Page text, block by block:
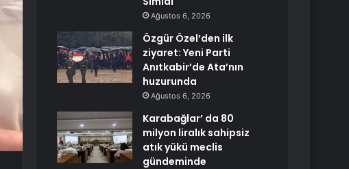
Ağustos 6, 2026
Özgür Özel’den ilk
ziyaret: Yeni Parti
Anıtkabir’de Ata’nın
huzurunda
Ağustos 6, 2026
Karabağlar’ da 80
milyon liralık sahipsiz
atık yükü meclis
gündeminde